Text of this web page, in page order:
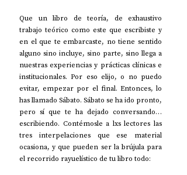
Que un libro de teoría, de exhaustivo
trabajo teórico como este que escribiste y
en el que te embarcaste, no tiene sentido
alguno sino incluye, sino parte, sino llega a
nuestras experiencias y prácticas clínicas e
institucionales. Por eso elijo, o no puedo
evitar, empezar por el final. Entonces, lo
has llamado Sábato. Sábato se ha ido pronto,
pero sí que te ha dejado conversando…
escribiendo. Contémosle a lxs lectores las
tres interpelaciones que ese material
ocasiona, y que pueden ser la brújula para
el recorrido rayuelístico de tu libro todo: